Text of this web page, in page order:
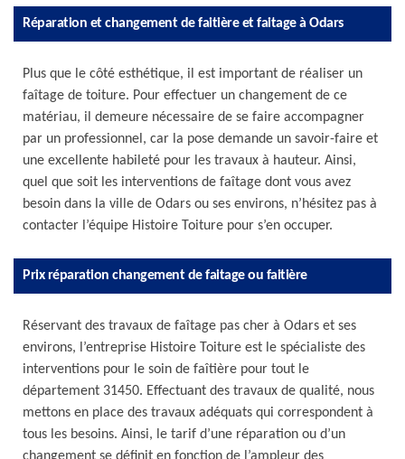
Réparation et changement de faitière et faitage à Odars
Plus que le côté esthétique, il est important de réaliser un
faîtage de toiture. Pour effectuer un changement de ce
matériau, il demeure nécessaire de se faire accompagner
par un professionnel, car la pose demande un savoir-faire et
une excellente habileté pour les travaux à hauteur. Ainsi,
quel que soit les interventions de faîtage dont vous avez
besoin dans la ville de Odars ou ses environs, n’hésitez pas à
contacter l’équipe Histoire Toiture pour s’en occuper.
Prix réparation changement de faitage ou faitière
Réservant des travaux de faîtage pas cher à Odars et ses
environs, l’entreprise Histoire Toiture est le spécialiste des
interventions pour le soin de faîtière pour tout le
département 31450. Effectuant des travaux de qualité, nous
mettons en place des travaux adéquats qui correspondent à
tous les besoins. Ainsi, le tarif d’une réparation ou d’un